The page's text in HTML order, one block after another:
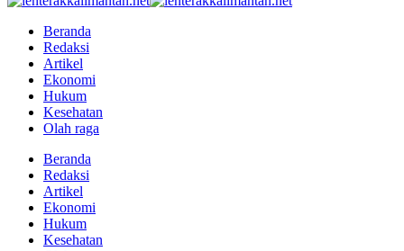
Beranda
Redaksi
Artikel
Ekonomi
Hukum
Kesehatan
Olah raga
Beranda
Redaksi
Artikel
Ekonomi
Hukum
Kesehatan